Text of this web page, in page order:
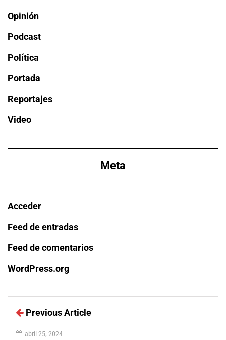
Opinión
Podcast
Política
Portada
Reportajes
Video
Meta
Acceder
Feed de entradas
Feed de comentarios
WordPress.org
Previous Article
abril 25, 2024